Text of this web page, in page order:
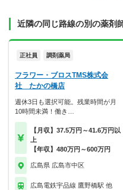
近隣の同じ路線の別の薬剤
正社員 調剤薬局
フラワー・ブロスTMS株式会
社 たかの橋店
週休3日も選択可能。残業時間が月
10時間未満！働き…
【月収】37.5万円～41.6万円以
上
【年収】480万円～600万円
広島県 広島市中区
広島電鉄宇品線 鷹野橋駅 他